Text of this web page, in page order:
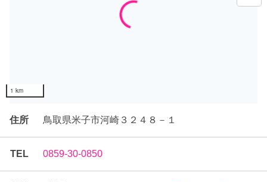
住所 鳥取県米子市河崎３２４８－１
TEL 0859-30-0850
1 km